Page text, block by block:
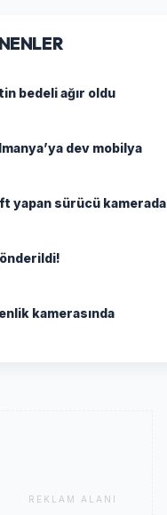
bedeli ağır oldu
dev mobilya
yapan sürücü kamerada
kamerasında
REKLAM ALANI